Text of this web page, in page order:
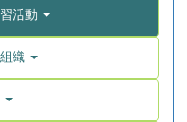
活動
織